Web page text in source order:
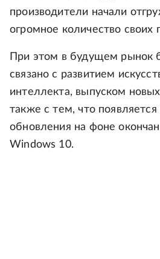
производители начали
огромное количество своих
При этом в будущем рынок
связано с развитием
интеллекта, выпуском
также с тем, что
обновления на фоне
Windows 10.